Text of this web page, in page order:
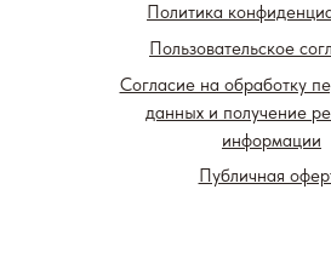
Политика
Публичная
Согласие на обработку
данных и получение
информации
Пользовательское